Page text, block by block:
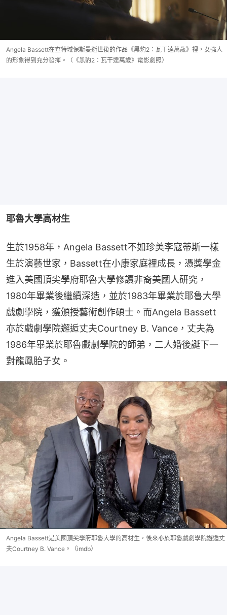
Angela Bassett在查特域保斯曼逝世後的作品《黑豹2：瓦干達萬歲》裡，女強人
的形象得到充分發揮。（《黑豹2：瓦干達萬歲》電影劇照）
耶魯大學高材生
生於1958年，Angela Bassett不如珍美李寇蒂斯一樣
生於演藝世家，Bassett在小康家庭裡成長，憑獎學金
進入美國頂尖學府耶魯大學修讀非裔美國人研究，
1980年畢業後繼續深造，並於1983年畢業於耶魯大學
戲劇學院，獲頒授藝術創作碩士。而Angela Bassett
亦於戲劇學院邂逅丈夫Courtney B. Vance，丈夫為
1986年畢業於耶魯戲劇學院的師弟，二人婚後誕下一
對龍鳳胎子女。
Angela Bassett是美國頂尖學府耶魯大學的高材生，後來亦於耶魯戲劇學院邂逅丈
夫Courtney B. Vance。（imdb）